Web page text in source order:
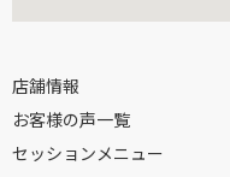
店舗情報
お客様の声一覧
セッションメニュー